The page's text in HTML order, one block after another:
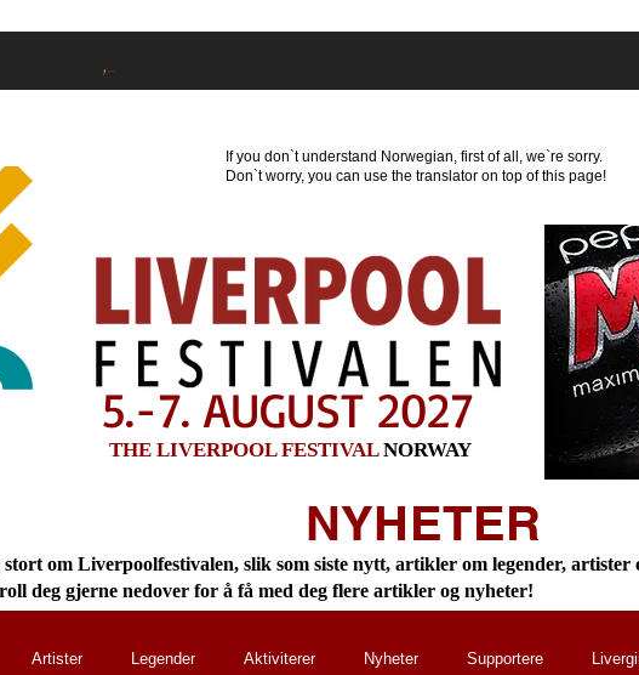
5.-7. AUGUST 2027
If you don`t understand Norwegian, first of all, we`re sorry.
Don`t worry, you can use the translator on top of this page!
THE LIVERPOOL FESTIVALNORWAY
om Liverpoolfestivalen, slik som siste nytt, artikler om legender, artister
deg gjerne nedover for å få med deg flere artikler og nyheter!
NYHETER
Artister Legender Aktiviterer Nyheter Supportere